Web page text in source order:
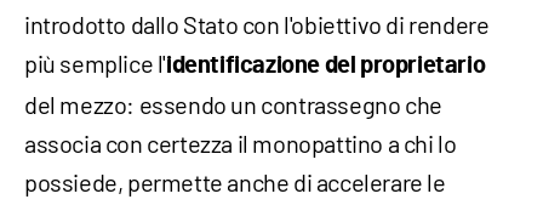
introdotto dallo Stato con l'obiettivo di rendere
più semplice l'identificazione del proprietario
del mezzo: essendo un contrassegno che
associa con certezza il monopattino a chi lo
possiede, permette anche di accelerare le